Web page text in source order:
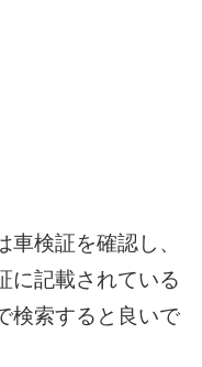
検証を確認し、
に記載されている
検索すると良いで